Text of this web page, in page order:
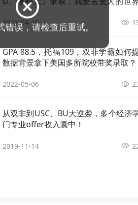
申请条件
Science 申请条件 顾问解析
顾问解析
申请条件 顾问解析
看！
2023-04-10
GPA 88.5，托福109，双非学霸如何
数据背景拿下美国多所院校带奖录取？
2022-05-06
从双非到USC、BU大逆袭，多个经济
门专业offer收入囊中！
2019-11-14